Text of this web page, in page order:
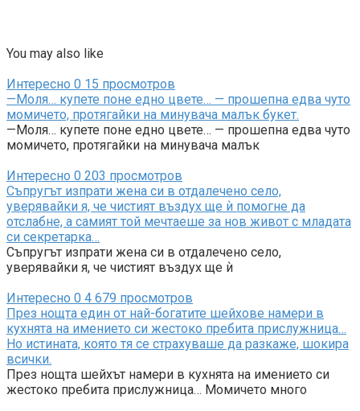
You may also like
Интересно 0 15 просмотров
—Моля… купете поне едно цвете… — прошепна едва чуто
момичето, протягайки на минувача малък букет.
—Моля… купете поне едно цвете… — прошепна едва чуто
момичето, протягайки на минувача малък
Интересно 0 203 просмотров
Съпругът изпрати жена си в отдалечено село,
уверявайки я, че чистият въздух ще ѝ помогне да
отслабне, а самият той мечтаеше за нов живот с младата
си секретарка…
Съпругът изпрати жена си в отдалечено село,
уверявайки я, че чистият въздух ще ѝ
Интересно 0 4 679 просмотров
През нощта един от най-богатите шейхове намери в
кухнята на имението си жестоко пребита прислужница…
Но истината, която тя се страхуваше да разкаже, шокира
всички.
През нощта шейхът намери в кухнята на имението си
жестоко пребита прислужница… Момичето много